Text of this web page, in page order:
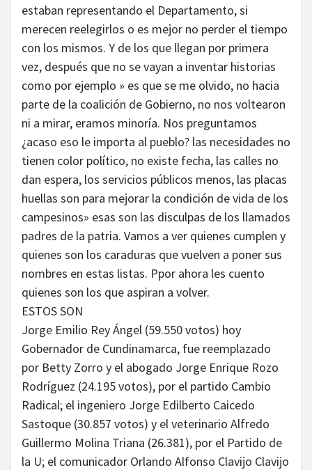
estaban representando el Departamento, si
merecen reelegirlos o es mejor no perder el tiempo
con los mismos. Y de los que llegan por primera
vez, después que no se vayan a inventar historias
como por ejemplo » es que se me olvido, no hacia
parte de la coalición de Gobierno, no nos voltearon
ni a mirar, eramos minoría. Nos preguntamos
¿acaso eso le importa al pueblo? las necesidades no
tienen color político, no existe fecha, las calles no
dan espera, los servicios públicos menos, las placas
huellas son para mejorar la condición de vida de los
campesinos» esas son las disculpas de los llamados
padres de la patria. Vamos a ver quienes cumplen y
quienes son los caraduras que vuelven a poner sus
nombres en estas listas. Ppor ahora les cuento
quienes son los que aspiran a volver.
ESTOS SON
Jorge Emilio Rey Ángel (59.550 votos) hoy
Gobernador de Cundinamarca, fue reemplazado
por Betty Zorro y el abogado Jorge Enrique Rozo
Rodríguez (24.195 votos), por el partido Cambio
Radical; el ingeniero Jorge Edilberto Caicedo
Sastoque (30.857 votos) y el veterinario Alfredo
Guillermo Molina Triana (26.381), por el Partido de
la U; el comunicador Orlando Alfonso Clavijo Clavijo